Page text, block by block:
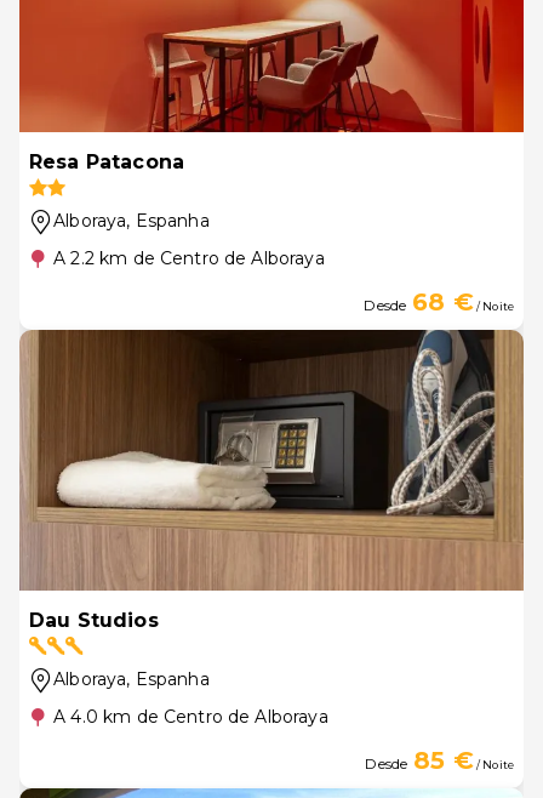
Resa Patacona
Alboraya, Espanha
A 2.2 km de Centro de Alboraya
Desde 68 €/ Noite
Dau Studios
Alboraya, Espanha
A 4.0 km de Centro de Alboraya
Desde 85 €/ Noite